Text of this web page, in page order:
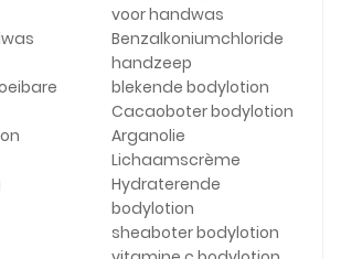
voor handwas
Benzalkoniumchloride
handzeep
blekende bodylotion
Cacaoboter bodylotion
Arganolie
Lichaamscrème
Hydraterende
bodylotion
sheaboter bodylotion